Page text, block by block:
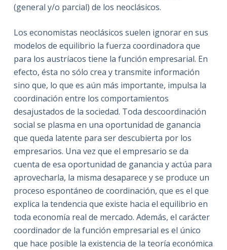
(general y/o parcial) de los neoclásicos.
Los economistas neoclásicos suelen ignorar en sus
modelos de equilibrio la fuerza coordinadora que
para los austríacos tiene la función empresarial. En
efecto, ésta no sólo crea y transmite información
sino que, lo que es aún más importante, impulsa la
coordinación entre los comportamientos
desajustados de la sociedad. Toda descoordinación
social se plasma en una oportunidad de ganancia
que queda latente para ser descubierta por los
empresarios. Una vez que el empresario se da
cuenta de esa oportunidad de ganancia y actúa para
aprovecharla, la misma desaparece y se produce un
proceso espontáneo de coordinación, que es el que
explica la tendencia que existe hacia el equilibrio en
toda economía real de mercado. Además, el carácter
coordinador de la función empresarial es el único
que hace posible la existencia de la teoría económica